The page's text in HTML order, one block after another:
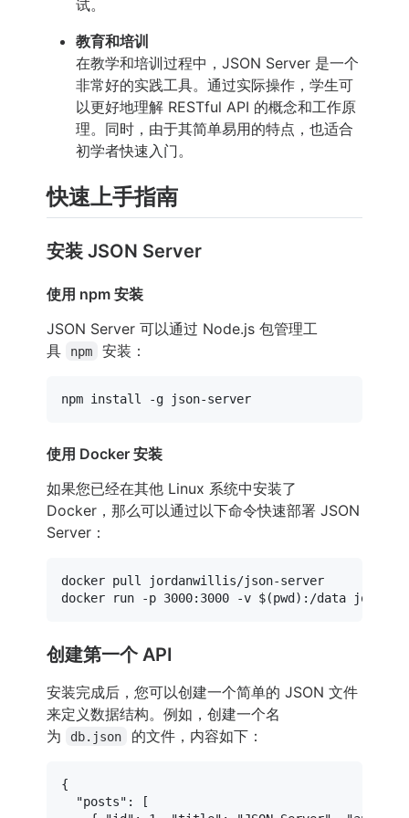
试。
教育和培训
在教学和培训过程中，JSON Server 是一个
非常好的实践工具。通过实际操作，学生可
以更好地理解 RESTful API 的概念和工作原
理。同时，由于其简单易用的特点，也适合
初学者快速入门。
快速上手指南
安装 JSON Server
使用 npm 安装
JSON Server 可以通过 Node.js 包管理工
具
npm 安装：
使用 Docker 安装
如果您已经在其他 Linux 系统中安装了
Docker，那么可以通过以下命令快速部署 JSON
Server：
docker pull jordanwillis/json-server
docker run -p 3000:3000 -v $(pwd
创建第一个 API
安装完成后，您可以创建一个简单的 JSON 文件
来定义数据结构。例如，创建一个名
为
db.json 的文件，内容如下：
{
"posts" :
[